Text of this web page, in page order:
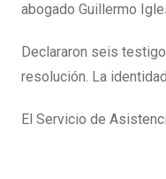
abogado Guillermo
Declararon seis
resolución. La
El Servicio de